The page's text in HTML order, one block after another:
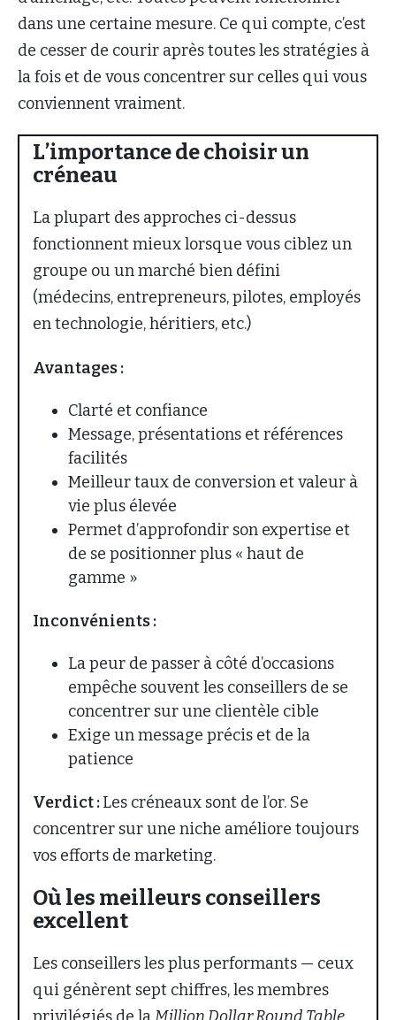
dans une certaine mesure. Ce qui compte, c’est
de cesser de courir après toutes les stratégies à
la fois et de vous concentrer sur celles qui vous
conviennent vraiment.
L’importance de choisir un
créneau
La plupart des approches ci-dessus
fonctionnent mieux lorsque vous ciblez un
groupe ou un marché bien défini
(médecins, entrepreneurs, pilotes, employés
en technologie, héritiers, etc.)
Avantages :
Clarté et confiance
Message, présentations et références
facilités
Meilleur taux de conversion et valeur à
vie plus élevée
Permet d’approfondir son expertise et
de se positionner plus « haut de
gamme »
Inconvénients :
La peur de passer à côté d’occasions
empêche souvent les conseillers de se
concentrer sur une clientèle cible
Exige un message précis et de la
patience
Verdict :Les créneaux sont de l’or. Se
concentrer sur une niche améliore toujours
vos efforts de marketing.
Où les meilleurs conseillers
excellent
Les conseillers les plus performants — ceux
qui génèrent sept chiffres, les membres